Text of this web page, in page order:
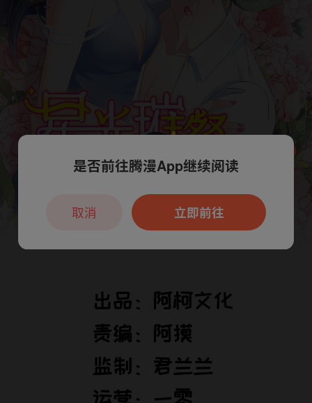
本章节仅支持App阅读，可打开App新用
户7天免费看
是否前往腾漫App继续阅读
立即前往
取消